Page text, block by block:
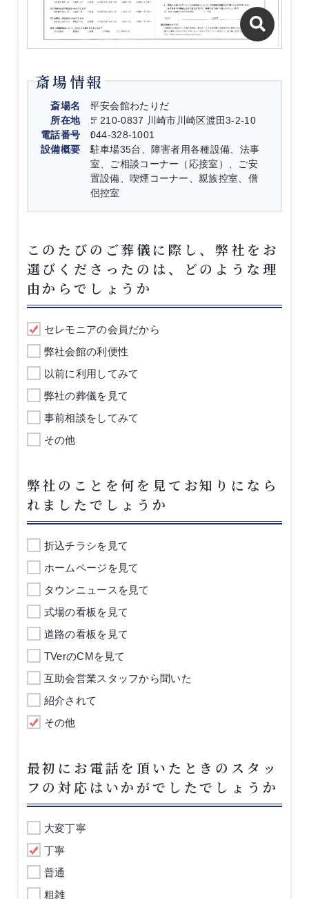
斎場情報
斎場名
平安会館わたりだ
所在地
〒210-0837 川崎市川崎区渡田3-2-10
電話番号
044-328-1001
設備概要
駐車場35台、障害者用各種設備、法事
室、ご相談コーナー（応接室）、ご安
置設備、喫煙コーナー、親族控室、僧
侶控室
このたびのご葬儀に際し、弊社をお
選びくださったのは、どのような理
由からでしょうか
セレモニアの会員だから
弊社会館の利便性
以前に利用してみて
弊社の葬儀を見て
事前相談をしてみて
その他
弊社のことを何を見てお知りになら
れましたでしょうか
折込チラシを見て
ホームページを見て
タウンニュースを見て
式場の看板を見て
道路の看板を見て
TVerのCMを見て
互助会営業スタッフから聞いた
紹介されて
その他
最初にお電話を頂いたときのスタッ
フの対応はいかがでしたでしょうか
大変丁寧
丁寧
普通
粗雑